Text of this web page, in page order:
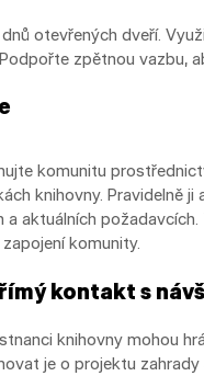
otevřených dveří.
zpětnou vazbu,
komunitu
knihovny. Pravidelně
a aktuálních
komunity.
kontakt s
knihovny mohou
je o projektu